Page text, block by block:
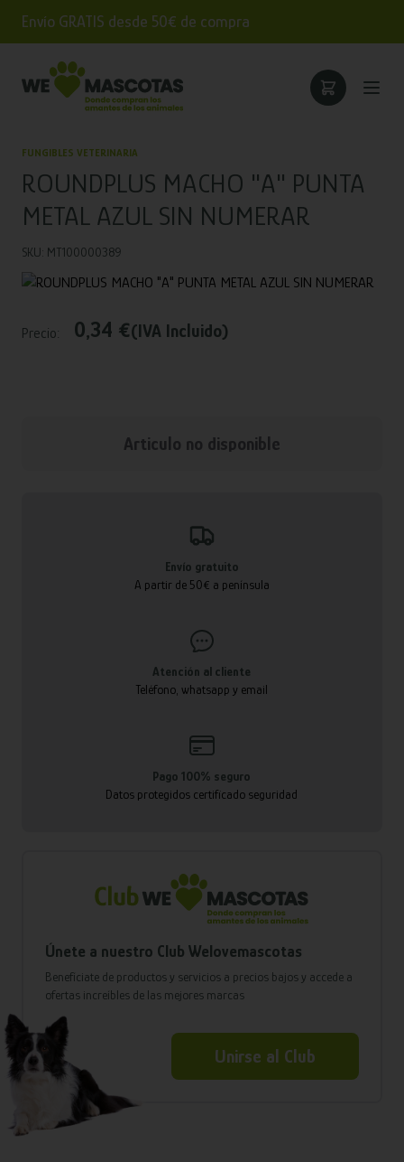
Envío GRATIS desde 50€ de compra
FUNGIBLES VETERINARIA
ROUNDPLUS MACHO "A" PUNTA
METAL AZUL SIN NUMERAR
SKU: MT100000389
Precio: 0,34 €(IVA Incluido)
Articulo no disponible
Envío gratuito
A partir de 50€ a península
Atención al cliente
Teléfono, whatsapp y email
Pago 100% seguro
Datos protegidos certificado seguridad
Únete a nuestro Club Welovemascotas
Benefíciate de productos y servicios a precios bajos y accede a
ofertas increíbles de las mejores marcas
Unirse al Club